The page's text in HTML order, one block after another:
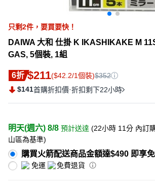
只剩2件， 要買要快！
DAIWA 大和 仕掛 K IKASHIKAKE M
GAS, 5個裝, 1組
6折 $211($42.2/1個裝)$352
$141首購折扣價·折扣剩下22小時
明天(週六) 8/8 預計送達 (22小時 11分 內訂
山區為基準)
購買火箭配送商品金額達$490 即享
免運 免費退貨